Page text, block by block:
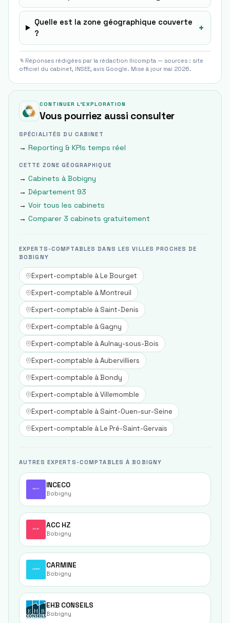
Quelle est la zone géographique couverte
?
+
✎ Réponses rédigées par la rédaction Ilicompta — sources : site
officiel du cabinet, INSEE, avis Google. Mise à jour mai 2026.
CONTINUER L'EXPLORATION
Vous pourriez aussi consulter
SPÉCIALITÉS DU CABINET
→ Reporting & KPIs temps réel
CETTE ZONE GÉOGRAPHIQUE
→ Cabinets à Bobigny
→ Département 93
→ Voir tous les cabinets
→ Comparer 3 cabinets gratuitement
EXPERTS-COMPTABLES DANS LES VILLES PROCHES DE
BOBIGNY
Expert-comptable à Le Bourget
Expert-comptable à Montreuil
Expert-comptable à Saint-Denis
Expert-comptable à Gagny
Expert-comptable àAulnay-sous-Bois
Expert-comptable àAubervilliers
Expert-comptable àBondy
Expert-comptable àVillemomble
Expert-comptable à Saint-Ouen-sur-Seine
Expert-comptable à Le Pré-Saint-Gervais
AUTRES EXPERTS-COMPTABLES À BOBIGNY
INCECO
Bobigny
ACC HZ
Bobigny
CARMINE
Bobigny
EHB CONSEILS
Bobigny